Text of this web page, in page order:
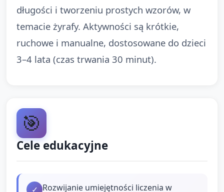
długości i tworzeniu prostych wzorów, w
temacie żyrafy. Aktywności są krótkie,
ruchowe i manualne, dostosowane do dzieci
3–4 lata (czas trwania 30 minut).
🎯
Cele edukacyjne
✓ Rozwijanie umiejętności liczenia w